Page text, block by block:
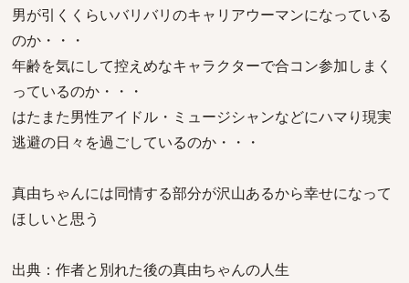
男が引くくらいバリバリのキャリアウーマンになっている
のか・・・
年齢を気にして控えめなキャラクターで合コン参加しまく
っているのか・・・
はたまた男性アイドル・ミュージシャンなどにハマり現実
逃避の日々を過ごしているのか・・・
真由ちゃんには同情する部分が沢山あるから幸せになって
ほしいと思う
出典：作者と別れた後の真由ちゃんの人生